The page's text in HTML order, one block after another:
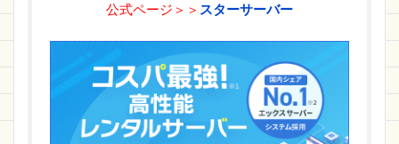
公式ページ＞＞ スターサーバー